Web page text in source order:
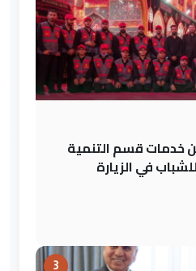
خدمات قسم التنمية
في الزيارة
3